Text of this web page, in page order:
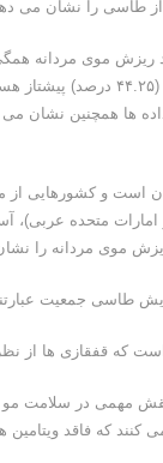
از طاسی را نشان می
ایتالیا (۴۴.۳۷ درصد) و
ها همچنین نشان
است و کشورهایی از
متحده عربی)،
موی مردانه را
طاسی جمعیت
که قفقازی ها از
مهمی در سلامت
که فاقد